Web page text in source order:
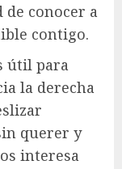
conocer a
contigo.
útil para
la derecha
querer y
interesa